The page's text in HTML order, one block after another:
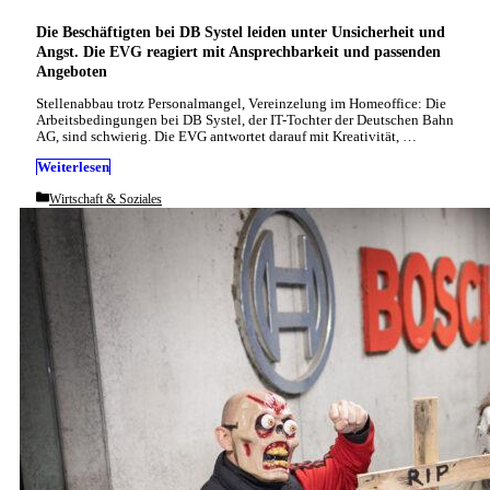
Die Beschäftigten bei DB Systel leiden unter Unsicherheit und
Angst. Die EVG reagiert mit Ansprechbarkeit und passenden
Angeboten
Stellenabbau trotz Personalmangel, Vereinzelung im Homeoffice: Die
Arbeitsbedingungen bei DB Systel, der IT-Tochter der Deutschen Bahn
AG, sind schwierig. Die EVG antwortet darauf mit Kreativität, …
Weiterlesen
Categories
Wirtschaft & Soziales